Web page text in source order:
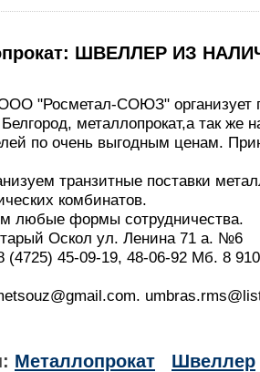
ШВЕЛЛЕР ИЗ
"Росметал-СОЮЗ" организует
Белгород, металлопрокат,а так же
по очень выгодным ценам.
транзитные поставки
комбинатов.
любые формы сотрудничества.
Оскол ул. Ленина 71 а. №6
(4725) 45-09-19, 48-06-92 Мб. 8
Металлопрокат Швеллер